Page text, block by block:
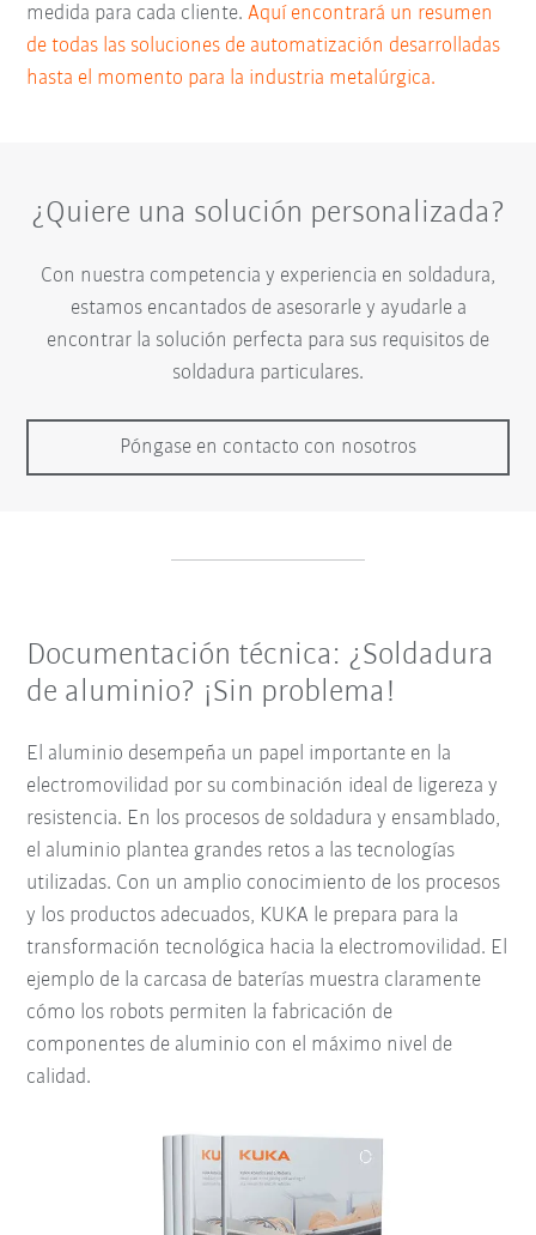
medida para cada cliente.Aquí encontrará un resumen
de todas las soluciones de automatización desarrolladas
hasta el momento para la industria metalúrgica.
¿Quiere una solución personalizada?
Con nuestra competencia y experiencia en soldadura,
estamos encantados de asesorarle y ayudarle a
encontrar la solución perfecta para sus requisitos de
soldadura particulares.
Póngase en contacto con nosotros
Documentación técnica: ¿Soldadura
de aluminio? ¡Sin problema!
El aluminio desempeña un papel importante en la
electromovilidad por su combinación ideal de ligereza y
resistencia. En los procesos de soldadura y ensamblado,
el aluminio plantea grandes retos a las tecnologías
utilizadas. Con un amplio conocimiento de los procesos
y los productos adecuados, KUKA le prepara para la
transformación tecnológica hacia la electromovilidad. El
ejemplo de la carcasa de baterías muestra claramente
cómo los robots permiten la fabricación de
componentes de aluminio con el máximo nivel de
calidad.